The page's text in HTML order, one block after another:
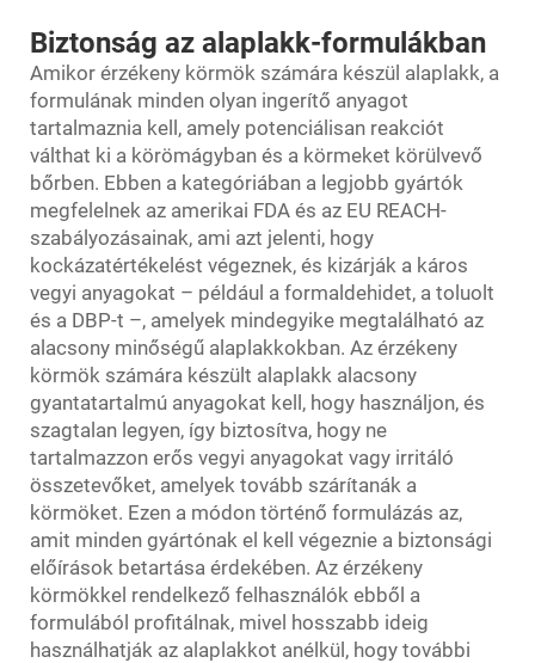
Biztonság az alaplakk-formulákban
Amikor érzékeny körmök számára készül alaplakk, a
formulának minden olyan ingerítő anyagot
tartalmaznia kell, amely potenciálisan reakciót
válthat ki a körömágyban és a körmeket körülvevő
bőrben. Ebben a kategóriában a legjobb gyártók
megfelelnek az amerikai FDA és az EU REACH-
szabályozásainak, ami azt jelenti, hogy
kockázatértékelést végeznek, és kizárják a káros
vegyi anyagokat – például a formaldehidet, a toluolt
és a DBP-t –, amelyek mindegyike megtalálható az
alacsony minőségű alaplakkokban. Az érzékeny
körmök számára készült alaplakk alacsony
gyantatartalmú anyagokat kell, hogy használjon, és
szagtalan legyen, így biztosítva, hogy ne
tartalmazzon erős vegyi anyagokat vagy irritáló
összetevőket, amelyek tovább szárítanák a
körmöket. Ezen a módon történő formulázás az,
amit minden gyártónak el kell végeznie a biztonsági
előírások betartása érdekében. Az érzékeny
körmökkel rendelkező felhasználók ebből a
formulából profitálnak, mivel hosszabb ideig
használhatják az alaplakkot anélkül, hogy további